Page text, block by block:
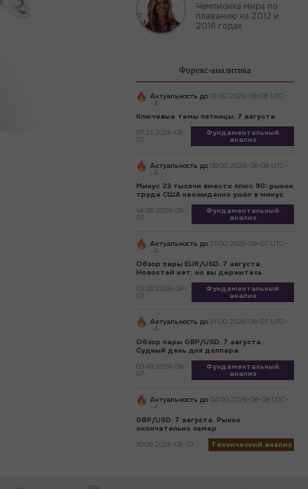
Чемпионка мира по
плаванию на 2012 и
2016 годах
Форекс-аналитика
Актуальность до 01:00 2026-08-08 UTC-
-4
Ключевые темы пятницы, 7 августа
07:21 2026-08-
07
Фундаментальный
анализ
Актуальность до 08:00 2026-08-08 UTC-
-4
Минус 23 тысячи вместо плюс 90: рынок
труда США неожиданно ушёл в минус
14:45 2026-08-
07
Фундаментальный
анализ
Актуальность до 21:00 2026-08-07 UTC-
-4
Обзор пары EUR/USD. 7 августа.
Новостей нет, но вы держитесь
03:29 2026-08-
07
Фундаментальный
анализ
Актуальность до 21:00 2026-08-07 UTC-
-4
Обзор пары GBP/USD. 7 августа.
Судный день для доллара
03:49 2026-08-
07
Фундаментальный
анализ
Актуальность до 04:00 2026-08-08 UTC-
-4
GBP/USD. 7 августа. Рынок
окончательно замер
10:09 2026-08-07
Технический анализ